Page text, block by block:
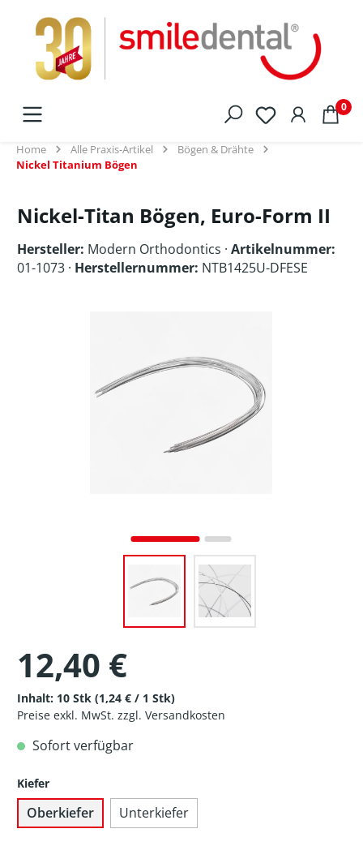
springen
0
Home Alle Praxis-Artikel
Bögen & Drähte
Nickel Titanium Bögen
Nickel-Titan Bögen, Euro-Form II
Hersteller: Modern Orthodontics · Artikelnummer:
01-1073 · Herstellernummer: NTB1425U-DFESE
12,40 €
Inhalt: 10 Stk (1,24 € / 1 Stk)
Preise exkl. MwSt. zzgl. Versandkosten
Sofort verfügbar
Kiefer
Oberkiefer Unterkiefer